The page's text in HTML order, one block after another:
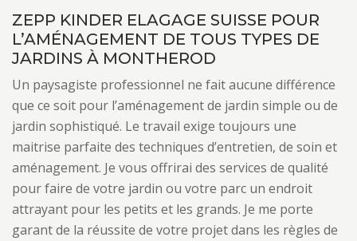
ZEPP KINDER ELAGAGE SUISSE POUR
L’AMÉNAGEMENT DE TOUS TYPES DE
JARDINS À MONTHEROD
Un paysagiste professionnel ne fait aucune différence
que ce soit pour l’aménagement de jardin simple ou de
jardin sophistiqué. Le travail exige toujours une
maitrise parfaite des techniques d’entretien, de soin et
aménagement. Je vous offrirai des services de qualité
pour faire de votre jardin ou votre parc un endroit
attrayant pour les petits et les grands. Je me porte
garant de la réussite de votre projet dans les règles de